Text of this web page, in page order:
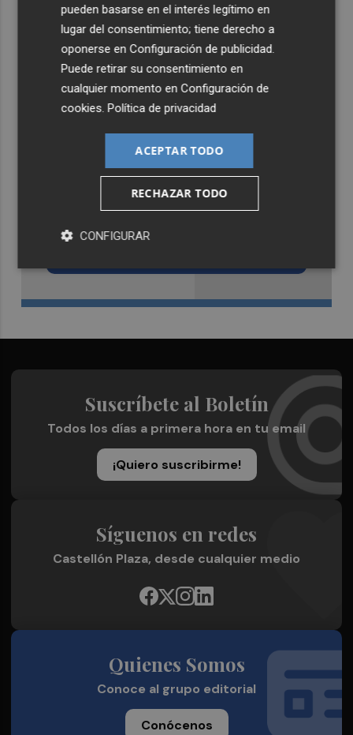
Recibe toda la actualidad de
Castellón Plaza en tu correo
Suscríbete al Boletín
Todos los días a primera hora en tu email
¡Quiero suscribirme!
Síguenos en redes
Castellón Plaza, desde cualquier medio
Quienes Somos
Conoce al grupo editorial
Conócenos
pueden basarse en el interés legítimo en
lugar del consentimiento; tiene derecho a
oponerse enConfiguración de publicidad.
Puede retirar su consentimiento en
cualquier momento enConfiguración de
cookies.Política de privacidad
ACEPTAR TODO
RECHAZAR TODO
CONFIGURAR